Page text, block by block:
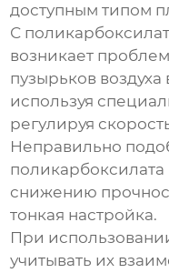
доступным типом
С
возникает
пузырьков
используя
регулируя
Неправильно
снижению
тонкая настройка.
При
учитывать их